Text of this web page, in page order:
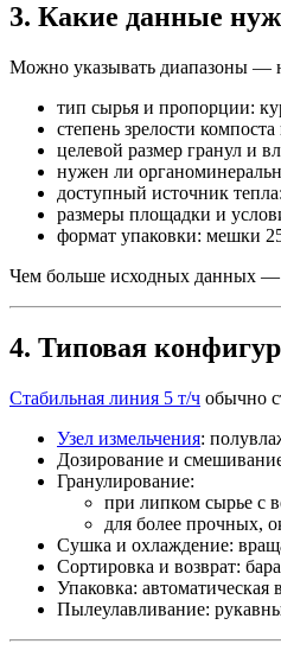
3. Какие данные
Можно указывать диапазоны —
тип сырья и пропорции:
степень зрелости
целевой размер гранул и
нужен ли
доступный источник
размеры площадки и
формат упаковки: мешки
Чем больше исходных данных —
4. Типовая
Стабильная линия 5 т/ч обычно
Узел измельчения:
Дозирование и
Гранулирование:
при липком сырье с
для более прочных,
Сушка и охлаждение:
Сортировка и возврат:
Упаковка:
Пылеулавливание: